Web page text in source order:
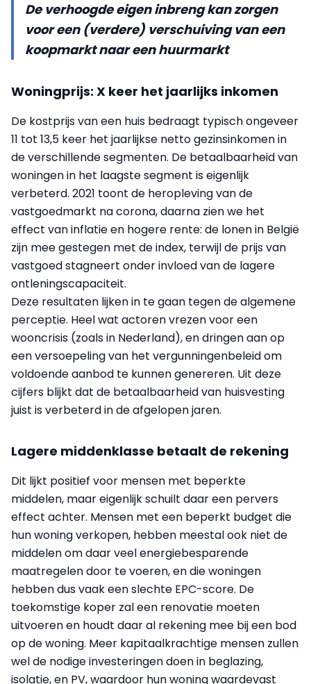
De verhoogde eigen inbreng kan zorgen
voor een (verdere) verschuiving van een
koopmarkt naar een huurmarkt
Woningprijs: X keer het jaarlijks inkomen
De kostprijs van een huis bedraagt typisch ongeveer
11 tot 13,5 keer het jaarlijkse netto gezinsinkomen in
de verschillende segmenten. De betaalbaarheid van
woningen in het laagste segment is eigenlijk
verbeterd. 2021 toont de heropleving van de
vastgoedmarkt na corona, daarna zien we het
effect van inflatie en hogere rente: de lonen in België
zijn mee gestegen met de index, terwijl de prijs van
vastgoed stagneert onder invloed van de lagere
ontleningscapaciteit.
Deze resultaten lijken in te gaan tegen de algemene
perceptie. Heel wat actoren vrezen voor een
wooncrisis (zoals in Nederland), en dringen aan op
een versoepeling van het vergunningenbeleid om
voldoende aanbod te kunnen genereren. Uit deze
cijfers blijkt dat de betaalbaarheid van huisvesting
juist is verbeterd in de afgelopen jaren.
Lagere middenklasse betaalt de rekening
Dit lijkt positief voor mensen met beperkte
middelen, maar eigenlijk schuilt daar een pervers
effect achter. Mensen met een beperkt budget die
hun woning verkopen, hebben meestal ook niet de
middelen om daar veel energiebesparende
maatregelen door te voeren, en die woningen
hebben dus vaak een slechte EPC-score. De
toekomstige koper zal een renovatie moeten
uitvoeren en houdt daar al rekening mee bij een bod
op de woning. Meer kapitaalkrachtige mensen zullen
wel de nodige investeringen doen in beglazing,
isolatie, en PV, waardoor hun woning waardevast